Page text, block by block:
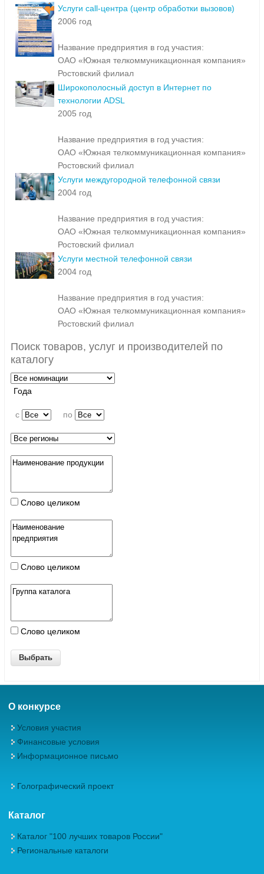
Услуги call-центра (центр обработки вызовов)
2006 год
Название предприятия в год участия:
ОАО «Южная телкоммуникационная компания»
Ростовский филиал
Широкополосный доступ в Интернет по
технологии ADSL
2005 год
Название предприятия в год участия:
ОАО «Южная телкоммуникационная компания»
Ростовский филиал
Услуги междугородной телефонной связи
2004 год
Название предприятия в год участия:
ОАО «Южная телкоммуникационная компания»
Ростовский филиал
Услуги местной телефонной связи
2004 год
Название предприятия в год участия:
ОАО «Южная телкоммуникационная компания»
Ростовский филиал
Поиск товаров, услуг и производителей по
каталогу
Года
c по
Слово целиком
Слово целиком
Слово целиком
О конкурсе
Условия участия
Финансовые условия
Информационное письмо
Голографический проект
Каталог
Каталог "100 лучших товаров России"
Региональные каталоги